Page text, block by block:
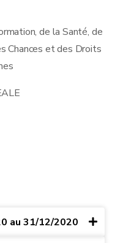
de la Santé, de
Chances et des Droits
au 31/12/2020